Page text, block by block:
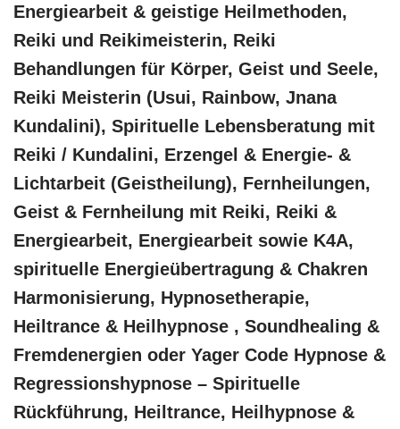
Energiearbeit & geistige Heilmethoden,
Reiki und Reikimeisterin, Reiki
Behandlungen für Körper, Geist und Seele,
Reiki Meisterin (Usui, Rainbow, Jnana
Kundalini), Spirituelle Lebensberatung mit
Reiki / Kundalini, Erzengel & Energie- &
Lichtarbeit (Geistheilung), Fernheilungen,
Geist & Fernheilung mit Reiki, Reiki &
Energiearbeit, Energiearbeit sowie K4A,
spirituelle Energieübertragung & Chakren
Harmonisierung, Hypnosetherapie,
Heiltrance & Heilhypnose , Soundhealing &
Fremdenergien oder Yager Code Hypnose &
Regressionshypnose – Spirituelle
Rückführung, Heiltrance, Heilhypnose &